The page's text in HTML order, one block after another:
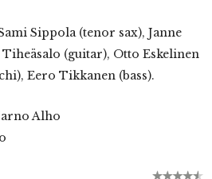
Sippola (tenor sax), Janne
(guitar), Otto Eskelinen
Eero Tikkanen (bass).
Alho